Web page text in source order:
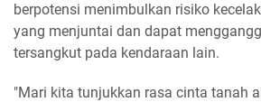
berpotensi menimbulkan risiko
yang menjuntai dan dapat
tersangkut pada kendaraan lain.
"Mari kita tunjukkan rasa cinta tanah